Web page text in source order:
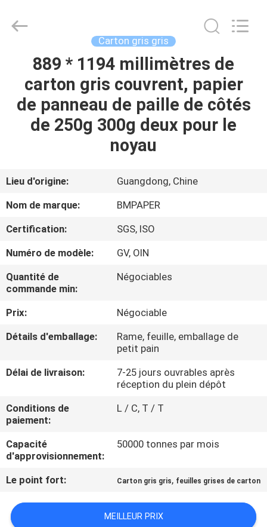
MAISON
À
PROPOS
DE
VISITE
L'USINE
DE
LA
QUALITÉ
NOUS
CONTACTER
NOUVELLES
GUANGZHOU
BMPAPER
Carton gris gris
889 * 1194 millimètres de
carton gris couvrent, papier
de panneau de paille de côtés
de 250g 300g deux pour le
noyau
Lieu d'origine:
Guangdong, Chine
Nom de marque:
BMPAPER
Certification:
SGS, ISO
Numéro de modèle:
GV, OIN
Quantité de
commande min:
Négociables
Prix:
Négociable
Détails d'emballage:
Rame, feuille, emballage de
petit pain
Délai de livraison:
7-25 jours ouvrables après
réception du plein dépôt
Conditions de
paiement:
L / C, T / T
Capacité
d'approvisionnement:
50000 tonnes par mois
Le point fort: Carton gris gris, feuilles grises de carton
MEILLEUR PRIX